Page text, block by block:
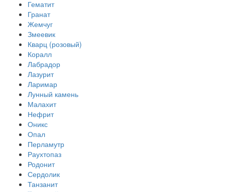
Гематит
Гранат
Жемчуг
Змеевик
Кварц (розовый)
Коралл
Лабрадор
Лазурит
Ларимар
Лунный камень
Малахит
Нефрит
Оникс
Опал
Перламутр
Раухтопаз
Родонит
Сердолик
Танзанит